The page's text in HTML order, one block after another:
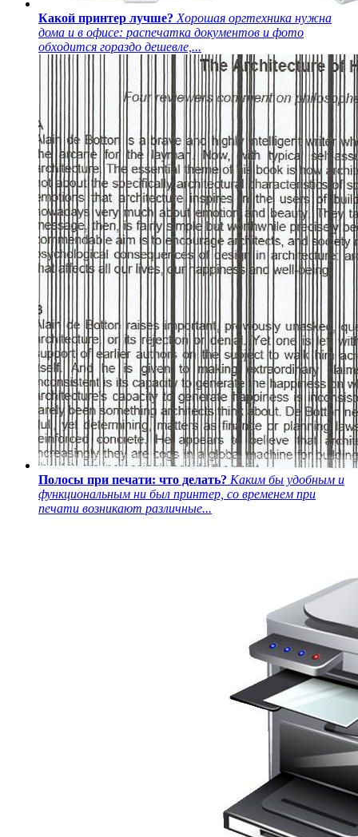
Какой принтер лучше? Хорошая оргтехника нужна
дома и в офисе: распечатка документов и фото
обходится гораздо дешевле,...
Полосы при печати: что делать? Каким бы удобным и
функциональным ни был принтер, со временем при
печати возникают различные...